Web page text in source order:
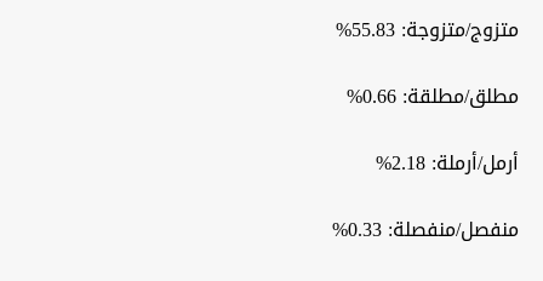
متزوج/متزوجة: 55.83%
مطلق/مطلقة: 0.66%
أرمل/أرملة: 2.18%
منفصل/منفصلة: 0.33%